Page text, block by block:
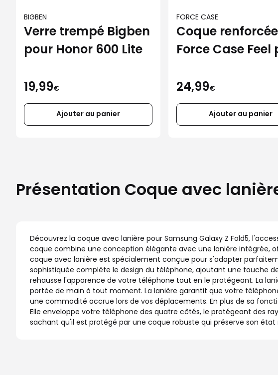
BIGBEN
Verre trempé Bigben
pour Honor 600 Lite
19,99€
Ajouter au panier
FORCE CASE
Coque renforcée
Force Case Feel
24,99€
Ajouter au panier
Présentation Coque avec
Découvrez la coque avec lanière pour Samsung Galaxy Z Fold5,
coque combine une conception élégante avec une lanière intégrée,
coque avec lanière est spécialement conçue pour s'adapter
sophistiquée complète le design du téléphone, ajoutant une touche
rehausse l'apparence de votre téléphone tout en le protégeant. La
portée de main à tout moment. La lanière garantit que votre
une commodité accrue lors de vos déplacements. En plus de sa
Elle enveloppe votre téléphone des quatre côtés, le protégeant des
sachant qu'il est protégé par une coque robuste qui préserve son